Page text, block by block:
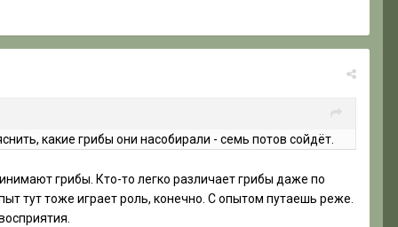
какие грибы они насобирали - семь потов сойдёт.
грибы. Кто-то легко различает грибы даже по
тут тоже играет роль, конечно. С опытом путаешь реже.